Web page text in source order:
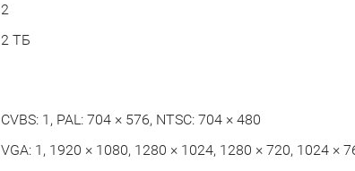
2
2 ТБ
CVBS: 1, PAL: 704 × 576, NTSC: 704 × 480
VGA: 1, 1920 × 1080, 1280 × 1024, 1280 × 720, 1024 ×